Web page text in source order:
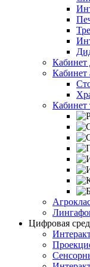
Кабинет
Кабинет
Кабинет
Цифровая